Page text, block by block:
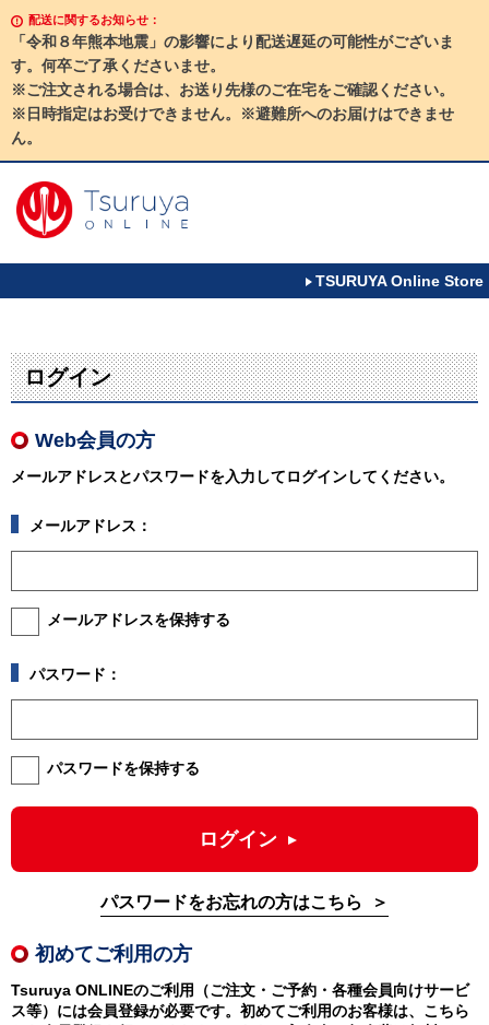
配送に関するお知らせ：
「令和８年熊本地震」の影響により配送遅延の可能性がございま
す。何卒ご了承くださいませ。
※ご注文される場合は、お送り先様のご在宅をご確認ください。
※日時指定はお受けできません。※避難所へのお届けはできませ
ん。
TSURUYA Online Store
ログイン
Web会員の方
メールアドレスとパスワードを入力してログインしてください。
メールアドレス：
メールアドレスを保持する
パスワード：
パスワードを保持する
ログイン
パスワードをお忘れの方はこちら
初めてご利用の方
Tsuruya ONLINEのご利用（ご注文・ご予約・各種会員向けサービ
ス等）には会員登録が必要です。初めてご利用のお客様は、こちら